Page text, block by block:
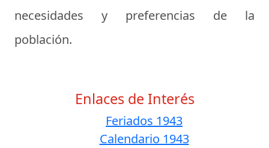
necesidades y preferencias de la
población.
Enlaces de Interés
Feriados 1943
Calendario 1943